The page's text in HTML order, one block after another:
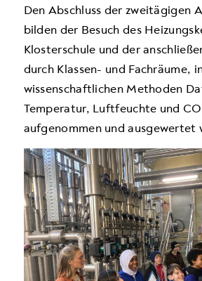
Den Abschluss der zweitägigen
bilden der Besuch des
Klosterschule und der
durch Klassen- und Fachräume,
wissenschaftlichen Methoden
Temperatur, Luftfeuchte und
aufgenommen und ausgewertet